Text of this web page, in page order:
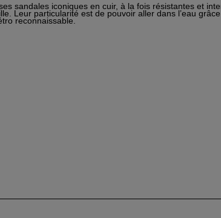
add_circle_outline Créer
sandales iconiques en cuir, à la fois résistantes et
Leur particularité est de pouvoir aller dans l’eau
reconnaissable.